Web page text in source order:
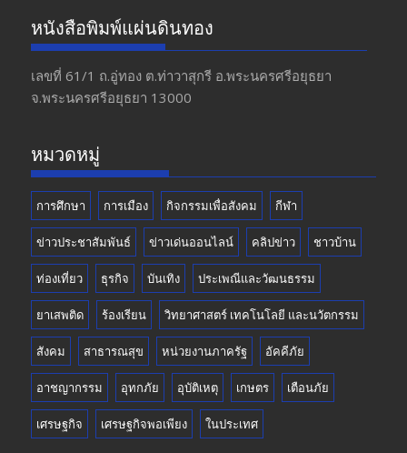
e
b
o
o
a
gr
a
m
itt
er
u
T
u
b
หนังสือพิมพ์แผ่นดินทอง
เลขที่ 61/1 ถ.อู่ทอง​ ต.​ท่าวาสุกรี​ อ.พระนครศรีอยุธยา​
จ.พระนครศรีอยุธยา 13000
หมวดหมู่
การศึกษา การเมือง กิจกรรมเพื่อสังคม กีฬา
ข่าวประชาสัมพันธ์ ข่าวเด่นออนไลน์ คลิปข่าว ชาวบ้าน
ท่องเที่ยว ธุรกิจ บันเทิง ประเพณีและวัฒนธรรม
ยาเสพติด ร้องเรียน วิทยาศาสตร์ เทคโนโลยี และนวัตกรรม
สังคม สาธารณสุข หน่วยงานภาครัฐ อัคคีภัย
อาชญากรรม อุทกภัย อุบัติเหตุ เกษตร เตือนภัย
เศรษฐกิจ เศรษฐกิจพอเพียง ในประเทศ